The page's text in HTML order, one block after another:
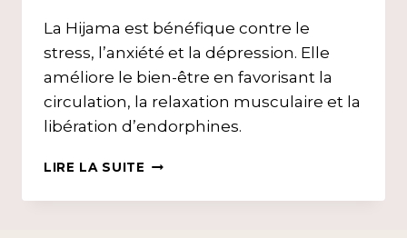
La Hijama est bénéfique contre le
stress, l’anxiété et la dépression. Elle
améliore le bien-être en favorisant la
circulation, la relaxation musculaire et la
libération d’endorphines.
LIRE LA SUITE STRESS,
DÉPRESSION